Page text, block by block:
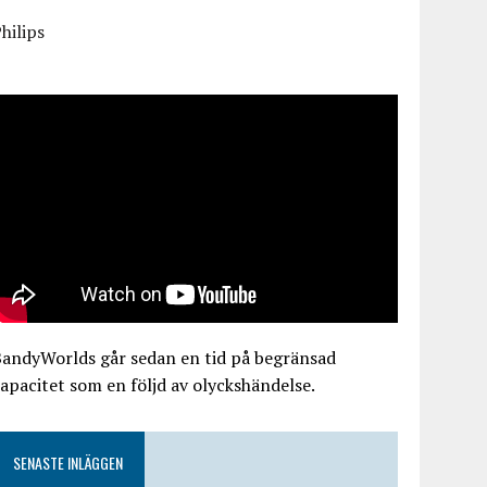
går sedan en tid på begränsad
som en följd av olyckshändelse.
SENASTE INLÄGGEN